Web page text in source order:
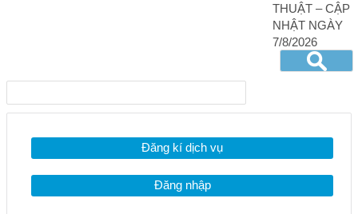
THUẬT – CẬP
NHẬT NGÀY
7/8/2026
Đăng kí dịch vụ
Đăng nhập